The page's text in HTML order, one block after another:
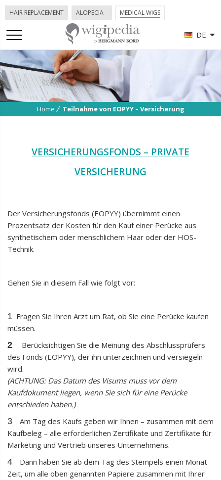
DE
HAIR REPLACEMENT ALOPECIA MEDICAL WIGS
Home Teilnahme von EOPΥΥ – Versicherung
VERSICHERUNGSFONDS – PRIVATE
VERSICHERUNG
Der Versicherungsfonds (EOPYY) übernimmt einen
Prozentsatz der Kosten für den Kauf einer Perücke aus
synthetischem oder menschlichem Haar oder der HOS-
Technik.
Gehen Sie in diesem Fall wie folgt vor:
1 Fragen Sie Ihren Arzt um Rat, ob Sie eine Perücke kaufen
müssen.
2
Berücksichtigen Sie die Meinung des Abschlussprüfers
des Fonds (EOPYY), der ihn unterzeichnen und versiegeln
wird.
(ACHTUNG: Das Datum des Visums muss vor dem
Kaufdokument liegen, wenn Sie sich für eine Perücke
entschieden haben.)
3 Am Tag des Kaufs geben wir Ihnen – zusammen mit dem
Kaufbeleg – alle erforderlichen Zertifikate und Zertifikate für
Marketing und Vertrieb unseres Unternehmens.
4 Dann haben Sie ab dem Tag des Stempels einen Monat
Zeit, um alle oben genannten Papiere zusammen mit Ihrer